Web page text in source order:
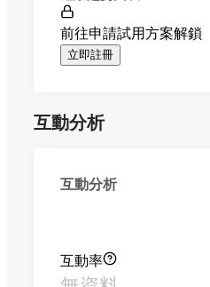
前往申請試用方案解鎖
立即註冊
互動分析
互動分析
互動率